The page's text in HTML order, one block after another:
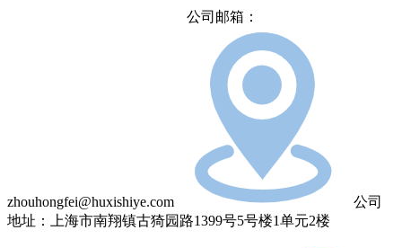
公司邮箱：
zhouhongfei@huxishiye.com
公司
地址：上海市南翔镇古猗园路1399号5号楼1单元2楼